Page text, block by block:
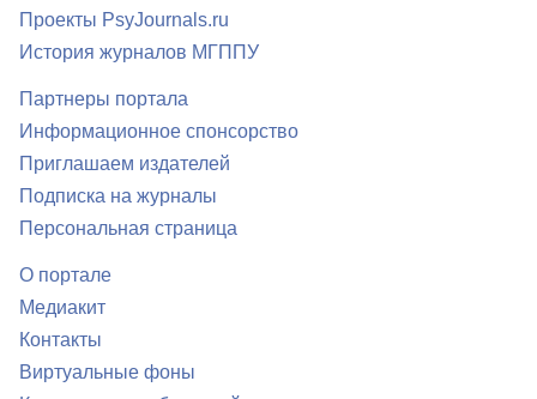
Проекты PsyJournals.ru
История журналов МГППУ
Партнеры портала
Информационное спонсорство
Приглашаем издателей
Подписка на журналы
Персональная страница
О портале
Медиакит
Контакты
Виртуальные фоны